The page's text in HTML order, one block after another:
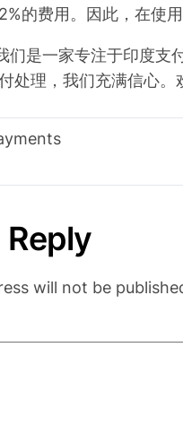
的费用。因此，在使
一家专注于印度支付
处理，我们充满信心。
Reply
will not be